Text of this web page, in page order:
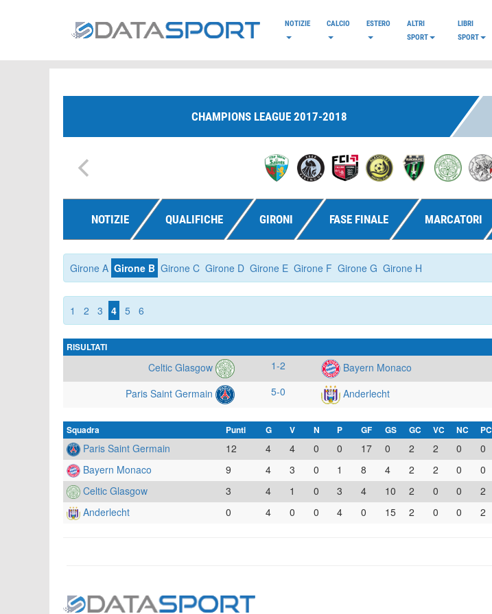
NOTIZIE CALCIO ESTERO
ALTRI
SPORT
LIBRI
SPORT
CHAMPIONS LEAGUE 2017-2018
NOTIZIE QUALIFICHE GIRONI FASE FINALE MARCATORI
Girone A Girone B Girone C Girone D Girone E Girone F Girone G Girone H
1 2 3 4 5 6
RISULTATI
Celtic Glasgow 1-2 Bayern Monaco
Paris Saint Germain 5-0 Anderlecht
Squadra Punti G V N P GF GS GC VC NC PC
Paris Saint Germain 12 4 4 0 0 17 0 2 2 0 0
Bayern Monaco
9 4 3 0 1 8 4 2 2 0 0
Celtic Glasgow
3 4 1 0 3 4 10 2 0 0 2
Anderlecht
0 4 0 0 4 0 15 2 0 0 2